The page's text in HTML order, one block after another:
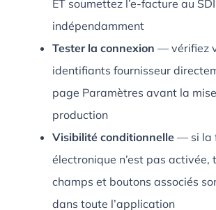
ET soumettez l’e-facture au SDI
indépendamment
Tester la connexion — vérifiez
identifiants fournisseur
page Paramètres avant la
production
Visibilité conditionnelle— si la
électronique n’est pas activée,
champs et boutons associés
dans toute l’application